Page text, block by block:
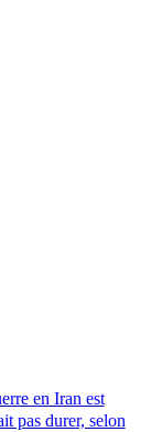
en Iran est
pas durer, selon